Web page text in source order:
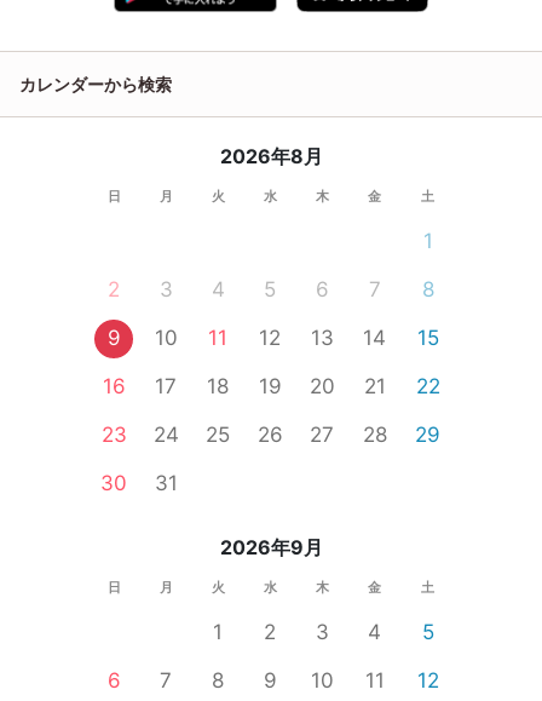
カレンダーから検索
2026年8月
日 月 火 水 木 金 土
1
2
3 4 5 6 7
8
9
10 11 12 13 14
15
16
17 18 19 20 21
22
23
24 25 26 27 28
29
30
31
2026年9月
日 月 火 水 木 金 土
1 2 3 4
5
6
7 8 9 10 11
12